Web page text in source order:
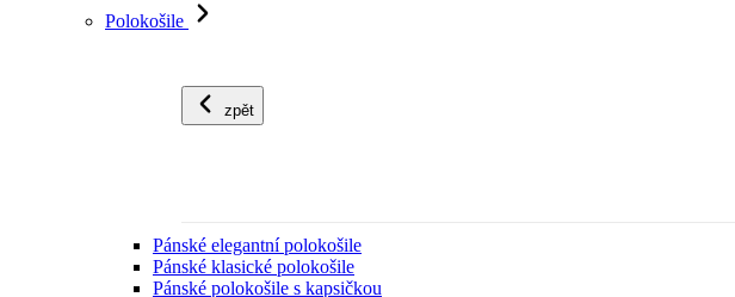
Polokošile
zpět
Pánské elegantní polokošile
Pánské klasické polokošile
Pánské polokošile s kapsičkou